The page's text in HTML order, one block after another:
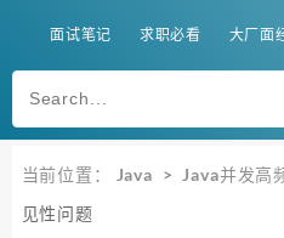
面试笔记 求职必看 大厂面
当前位置： Java > Java并发高
见性问题